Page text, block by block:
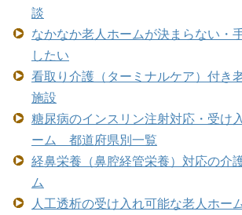
談
なかなか老人ホームが決まらない・
したい
看取り介護（ターミナルケア）付き
施設
糖尿病のインスリン注射対応・受け
ーム 都道府県別一覧
経鼻栄養（鼻腔経管栄養）対応の介
ム
人工透析の受け入れ可能な老人ホー